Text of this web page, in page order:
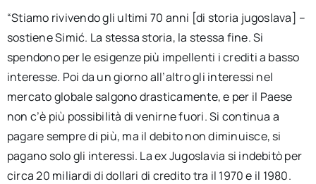
“Stiamo rivivendo gli ultimi 70 anni [di storia jugoslava] –
sostiene Simić. La stessa storia, la stessa fine. Si
spendono per le esigenze più impellenti i crediti a basso
interesse. Poi da un giorno all’altro gli interessi nel
mercato globale salgono drasticamente, e per il Paese
non c’è più possibilità di venirne fuori. Si continua a
pagare sempre di più, ma il debito non diminuisce, si
pagano solo gli interessi. La ex Jugoslavia si indebitò per
circa 20 miliardi di dollari di credito tra il 1970 e il 1980.